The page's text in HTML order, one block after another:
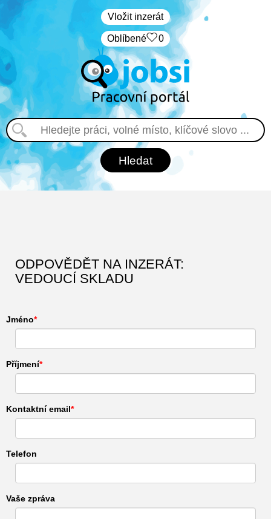
Vložit inzerát
Oblíbené 0
ODPOVĚDĚT NA INZERÁT:
VEDOUCÍ SKLADU
Jméno
Příjmení
Kontaktní email
Telefon
Vaše zpráva